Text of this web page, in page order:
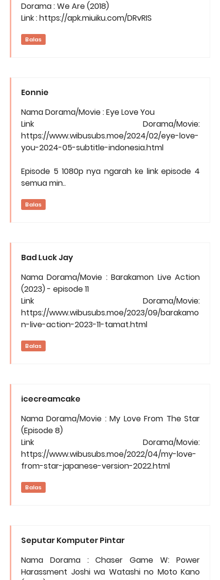
Dorama : We Are (2018)
Link : https://apk.miuiku.com/DRvRIS
Balas
Eonnie
Nama Dorama/Movie : Eye Love You
Link Dorama/Movie:
https://www.wibusubs.moe/2024/02/eye-love-
you-2024-05-subtitle-indonesia.html
Episode 5 1080p nya ngarah ke link episode 4
semua min..
Balas
Bad Luck Jay
Nama Dorama/Movie : Barakamon Live Action
(2023) - episode 11
Link Dorama/Movie:
https://www.wibusubs.moe/2023/09/barakamo
n-live-action-2023-11-tamat.html
Balas
icecreamcake
Nama Dorama/Movie : My Love From The Star
(Episode 8)
Link Dorama/Movie:
https://www.wibusubs.moe/2022/04/my-love-
from-star-japanese-version-2022.html
Balas
Seputar Komputer Pintar
Nama Dorama : Chaser Game W: Power
Harassment Joshi wa Watashi no Moto Kano